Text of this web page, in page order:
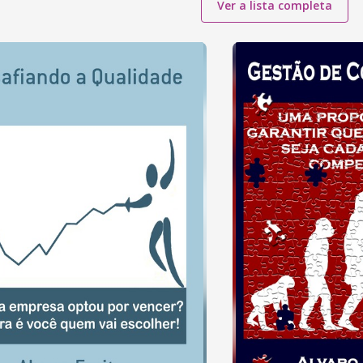
Ver a lista completa